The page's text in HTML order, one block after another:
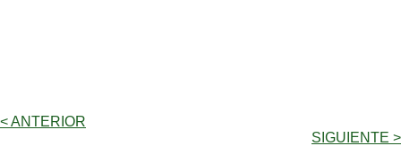
< ANTERIOR
SIGUIENTE >